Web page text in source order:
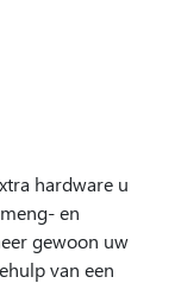
hardware u
en
gewoon uw
van een